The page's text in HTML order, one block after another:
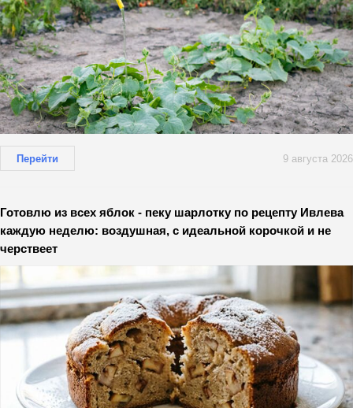
Перейти 9 августа 2026
Готовлю из всех яблок - пеку шарлотку по рецепту Ивлева
каждую неделю: воздушная, с идеальной корочкой и не
черствеет